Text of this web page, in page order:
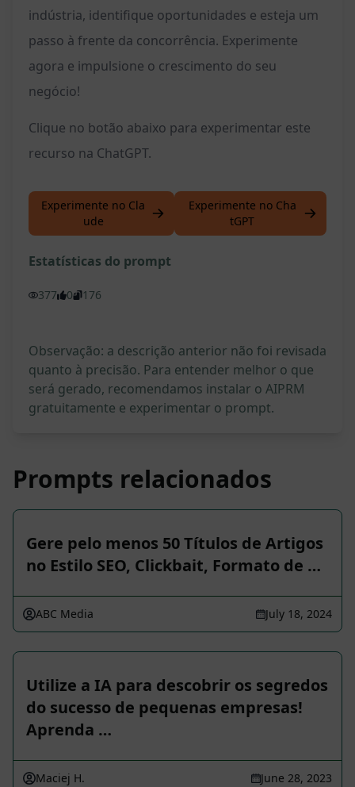
indústria, identifique oportunidades e esteja um
passo à frente da concorrência. Experimente
agora e impulsione o crescimento do seu
negócio!
Clique no botão abaixo para experimentar este
recurso na ChatGPT.
Experimente no Cla
ude
Experimente no Cha
tGPT
Estatísticas do prompt
377 0 176
Observação: a descrição anterior não foi revisada
quanto à precisão. Para entender melhor o que
será gerado, recomendamos instalar o AIPRM
gratuitamente e experimentar o prompt.
Prompts relacionados
Gere pelo menos 50 Títulos de Artigos
no Estilo SEO, Clickbait, Formato de …
ABC Media July 18, 2024
Utilize a IA para descobrir os segredos
do sucesso de pequenas empresas!
Aprenda …
Maciej H. June 28, 2023